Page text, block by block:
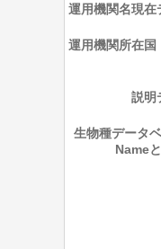
運用機関名現在
運用機関所在国
説明
生物種データ
Name